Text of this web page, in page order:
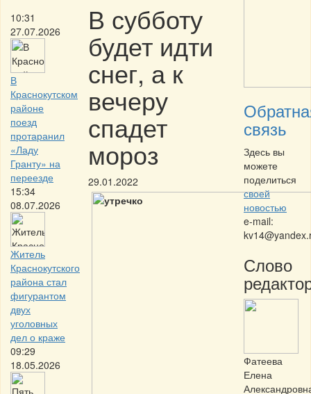
10:31
27.07.2026
В
Краснокутском
районе
поезд
протаранил
«Ладу
Гранту» на
переезде
15:34
08.07.2026
Житель
Краснокутского
района стал
фигурантом
двух
уголовных
дел о краже
09:29
18.05.2026
В субботу
будет идти
снег, а к
вечеру
спадет
мороз
29.01.2022
связь
Здесь вы
можете
поделиться
своей
новостью
e-mail:
Слово
Фатеева
Елена